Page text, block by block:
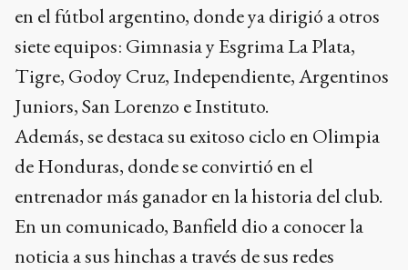
en el fútbol argentino, donde ya dirigió a otros
siete equipos: Gimnasia y Esgrima La Plata,
Tigre, Godoy Cruz, Independiente, Argentinos
Juniors, San Lorenzo e Instituto.
Además, se destaca su exitoso ciclo en Olimpia
de Honduras, donde se convirtió en el
entrenador más ganador en la historia del club.
En un comunicado, Banfield dio a conocer la
noticia a sus hinchas a través de sus redes